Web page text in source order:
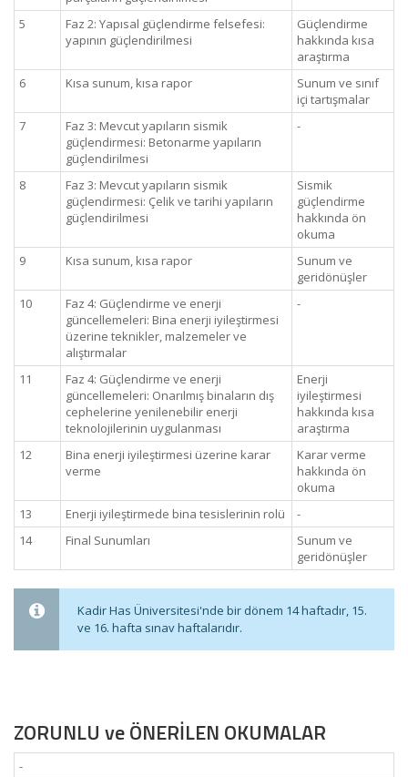
5
Faz 2: Yapısal güçlendirme felsefesi:
yapının güçlendirilmesi
Güçlendirme
hakkında kısa
araştırma
6
Kısa sunum, kısa rapor
Sunum ve sınıf
içi tartışmalar
7
Faz 3: Mevcut yapıların sismik
güçlendirmesi: Betonarme yapıların
güçlendirilmesi
-
8
Faz 3: Mevcut yapıların sismik
güçlendirmesi: Çelik ve tarihi yapıların
güçlendirilmesi
Sismik
güçlendirme
hakkında ön
okuma
9
Kısa sunum, kısa rapor
Sunum ve
geridönüşler
10
Faz 4: Güçlendirme ve enerji
güncellemeleri: Bina enerji iyileştirmesi
üzerine teknikler, malzemeler ve
alıştırmalar
-
11
Faz 4: Güçlendirme ve enerji
güncellemeleri: Onarılmış binaların dış
cephelerine yenilenebilir enerji
teknolojilerinin uygulanması
Enerji
iyileştirmesi
hakkında kısa
araştırma
12
Bina enerji iyileştirmesi üzerine karar
verme
Karar verme
hakkında ön
okuma
13
Enerji iyileştirmede bina tesislerinin rolü
-
14
Final Sunumları
Sunum ve
geridönüşler
Kadir Has Üniversitesi'nde bir dönem 14 haftadır, 15.
ve 16. hafta sınav haftalarıdır.
ZORUNLU ve ÖNERİLEN OKUMALAR
-